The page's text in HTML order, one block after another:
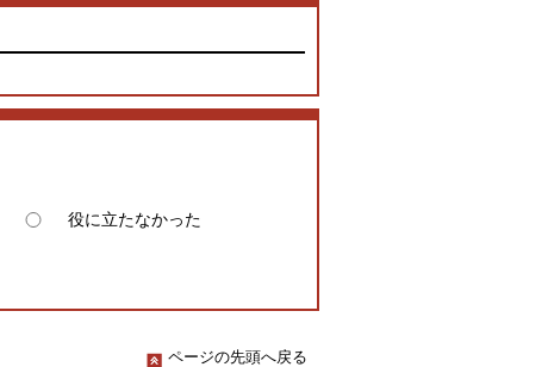
役に立たなかった
ページの先頭へ戻る